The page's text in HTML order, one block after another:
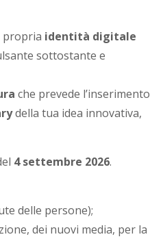
propria identità digitale
sottostante e
che prevede l’inserimento
della tua idea innovativa,
4 settembre 2026.
delle persone);
dei nuovi media, per la